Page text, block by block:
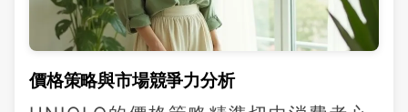
價格策略與市場競爭力分析